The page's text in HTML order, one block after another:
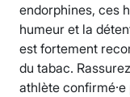
endorphines, ces
humeur et la
est fortement
du tabac.
athlète